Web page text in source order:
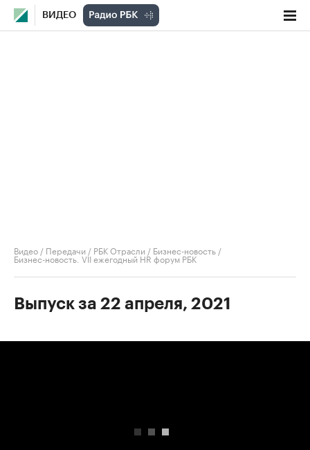
ВИДЕО
Видео / Передачи / РБК Отрасли / Бизнес-новость /
Бизнес-новость. VII ежегодный HR форум РБК
Выпуск за 22 апреля, 2021